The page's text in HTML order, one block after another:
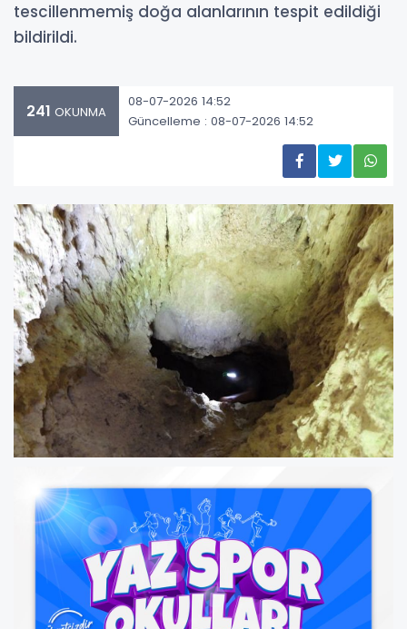
tescillenmemiş doğa alanlarının tespit edildiği
bildirildi.
241 OKUNMA
08-07-2026 14:52
Güncelleme : 08-07-2026 14:52